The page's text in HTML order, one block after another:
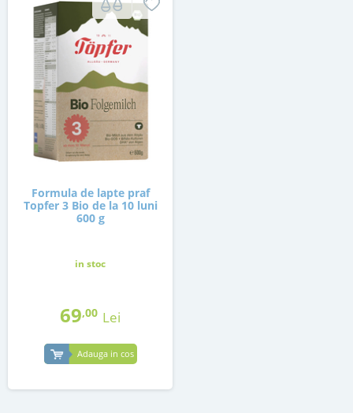
Formula de lapte praf
Topfer 3 Bio de la 10 luni
600 g
in stoc
69,00 Lei
Adauga in cos